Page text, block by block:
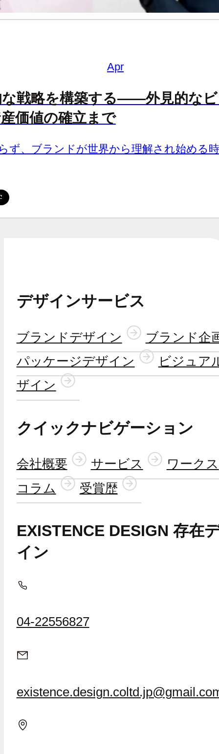
Apr
戦略を構築する――外見的な
価値の確立まで
ず、ブランドが世界から理解され始める
デザインサービス
ブランドデザイン
ブランド企
パッケージデザイン
ビジュア
ザイン
クイックナビゲーション
会社概要 サービス
ワークス
コラム
受賞歴
EXISTENCE DESIGN 存在
イン
04-22556827